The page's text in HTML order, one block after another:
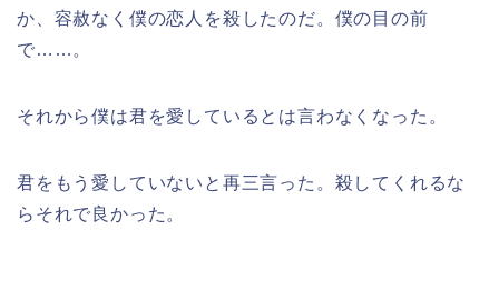
か、容赦なく僕の恋人を殺したのだ。僕の目の前
で……。
それから僕は君を愛しているとは言わなくなった。
君をもう愛していないと再三言った。殺してくれるな
らそれで良かった。